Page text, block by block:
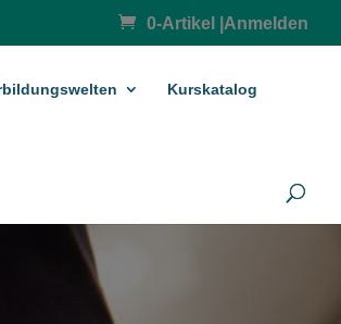
0-Artikel Anmelden
Kurskatalog